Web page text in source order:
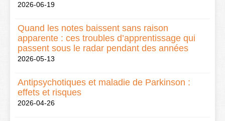
2026-06-19
Quand les notes baissent sans raison
apparente : ces troubles d’apprentissage qui
passent sous le radar pendant des années
2026-05-13
Antipsychotiques et maladie de Parkinson :
effets et risques
2026-04-26